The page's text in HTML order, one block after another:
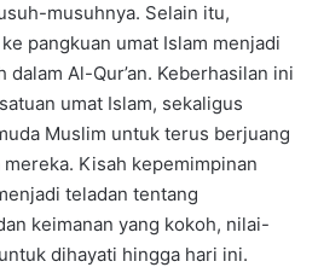
musuhnya. Selain itu,
pangkuan umat Islam menjadi
Al-Qur’an. Keberhasilan ini
umat Islam, sekaligus
Muslim untuk terus berjuang
Kisah kepemimpinan
teladan tentang
keimanan yang kokoh, nilai-
dihayati hingga hari ini.